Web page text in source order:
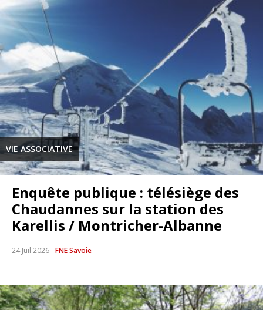
VIE ASSOCIATIVE
Enquête publique : télésiège des
Chaudannes sur la station des
Karellis / Montricher-Albanne
24 Juil 2026-FNE Savoie